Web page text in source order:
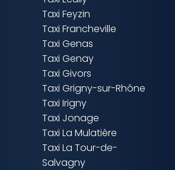
Taxi Feyzin
Taxi Francheville
Taxi Genas
Taxi Genay
Taxi Givors
Taxi Grigny-sur-Rhône
Taxi Irigny
Taxi Jonage
Taxi La Mulatière
Taxi La Tour-de-
Salvagny